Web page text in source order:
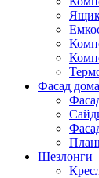
Ящик
Фасад дома
Шезлонги